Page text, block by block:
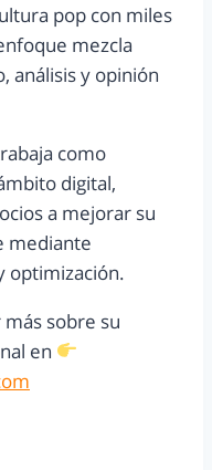
pop con miles
mezcla
análisis y opinión
como
digital,
a mejorar su
mediante
optimización.
sobre su
en